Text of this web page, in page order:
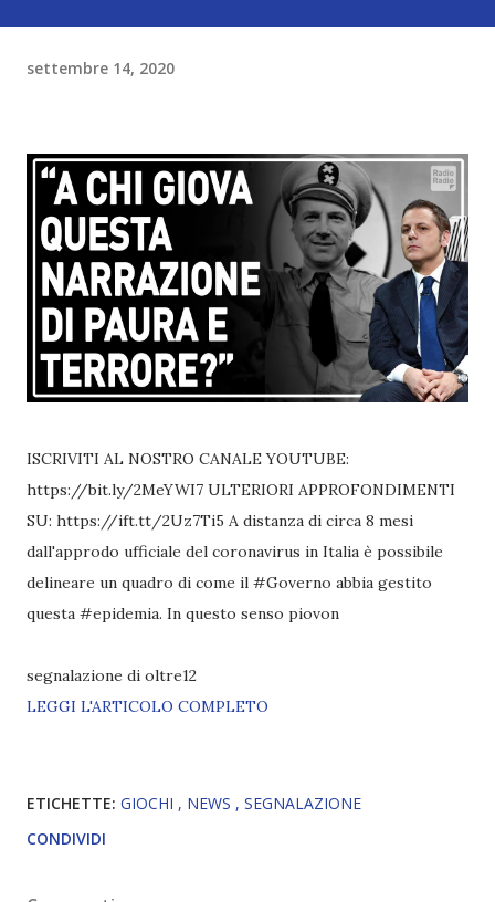
settembre 14, 2020
ISCRIVITI AL NOSTRO CANALE YOUTUBE:
https://bit.ly/2MeYWI7 ULTERIORI APPROFONDIMENTI
SU: https://ift.tt/2Uz7Ti5 A distanza di circa 8 mesi
dall'approdo ufficiale del coronavirus in Italia è possibile
delineare un quadro di come il #Governo abbia gestito
questa #epidemia. In questo senso piovon
segnalazione di oltre12
LEGGI L'ARTICOLO COMPLETO
ETICHETTE: GIOCHI NEWS
SEGNALAZIONE
CONDIVIDI